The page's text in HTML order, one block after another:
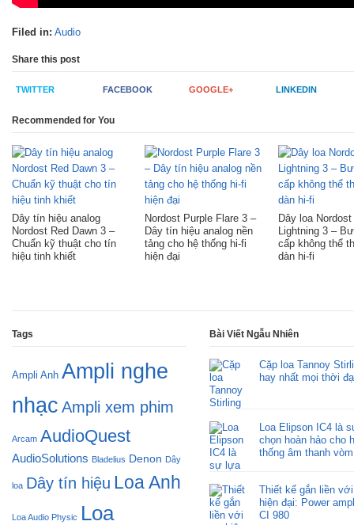
Filed in: Audio
Share this post
TWITTER FACEBOOK GOOGLE+ LINKEDIN
Recommended for You
Dây tín hiệu analog
Nordost Red Dawn 3 –
Chuẩn kỹ thuật cho tín
hiệu tinh khiết
Nordost Purple Flare 3 –
Dây tín hiệu analog nền
tảng cho hệ thống hi-fi
hiện đại
Dây loa
Lightning 3 –
cấp không thể
dàn hi-fi
Tags
Ampli Anh Ampli nghe
nhạc Ampli xem phim
Arcam AudioQuest
AudioSolutions Bladelius Denon Dây
loa Dây tín hiệu Loa Anh
Loa Audio Physic Loa
Bài Viết Ngẫu Nhiên
Cặp loa Tannoy
hay nhất mọi thời
Loa Elipson IC4 là
chọn hoàn hảo cho
thống âm thanh vòm
Thiết kế gắn liền
hiện đại: Power
CI 980